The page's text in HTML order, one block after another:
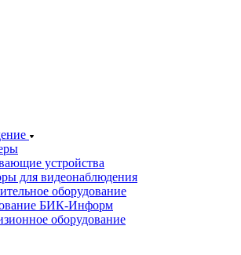
устройства
для видеонаблюдения
оборудование
БИК-Информ
оборудование